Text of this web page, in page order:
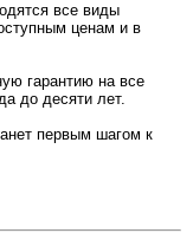
все виды
ценам и в
гарантию на все
до десяти лет.
первым шагом к